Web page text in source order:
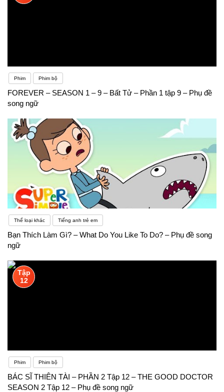
Phim Phim bộ
FOREVER – SEASON 1 – 9 – Bất Tử – Phần 1 tập 9 – Phụ đề
song ngữ
Thể loại khác Tiếng anh trẻ em
Bạn Thích Làm Gì? – What Do You Like To Do? – Phụ đề song
ngữ
Tập
12
Phim Phim bộ
BÁC SĨ THIÊN TÀI – PHẦN 2 Tập 12 – THE GOOD DOCTOR
SEASON 2 Tập 12 – Phụ đề song ngữ